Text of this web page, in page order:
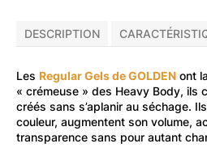
DESCRIPTION
Les Regular Gels de GOLDEN ont
« crémeuse » des Heavy Body, ils
créés sans s’aplanir au séchage.
couleur, augmentent son volume,
transparence sans pour autant